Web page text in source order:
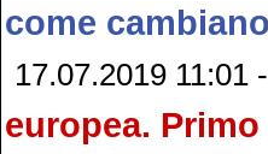
come
17.07.2019 11:01 -
europea.